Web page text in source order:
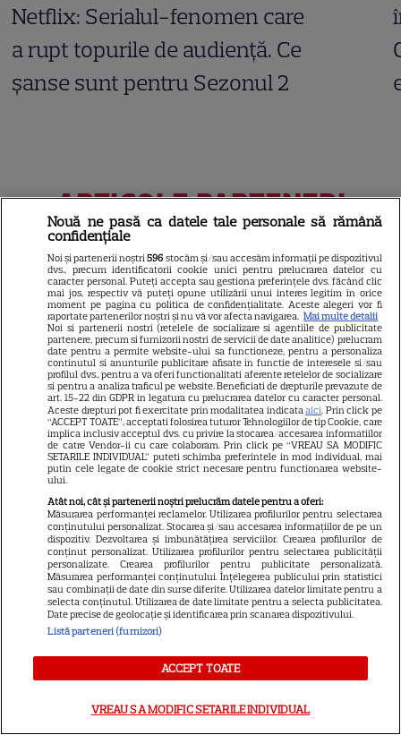
Netflix: Serialul-fenomen care
a rupt topurile de audiență. Ce
șanse sunt pentru Sezonul 2
ARTICOLE PARTENERI
Horoscop Urania | Previziuni
astrologice pentru perioada 1 –
7 august 2026. Venus va intra
în zodia Balanței
Loto 6/49 din 2 august
2026. Report de peste 9
categoria I
Cum coci vinetele la bloc, fără
să umpli casa de fum
Nouă ne pasă ca datele tale personale să rămână
confidențiale
Noi și partenerii noștri596 stocăm și/sau accesăm informații pe dispozitivul
dvs., precum identificatorii cookie unici pentru prelucrarea datelor cu
caracter personal. Puteți accepta sau gestiona preferințele dvs. făcând clic
mai jos, respectiv vă puteți opune utilizării unui interes legitim în orice
moment pe pagina cu politica de confidențialitate. Aceste alegeri vor fi
raportate partenerilor noștri și nu vă vor afecta navigarea. Mai multe detalii
Noi si partenerii nostri (retelele de socializare si agentiile de publicitate
partenere, precum si furnizorii nostri de servicii de date analitice) prelucram
date pentru a permite website-ului sa functioneze, pentru a personaliza
continutul si anunturile publicitare afisate in functie de interesele si/sau
profilul dvs., pentru a va oferi functionalitati aferente retelelor de socializare
si pentru a analiza traficul pe website. Beneficiati de drepturile prevazute de
art. 15-22 din GDPR in legatura cu prelucrarea datelor cu caracter personal.
Aceste drepturi pot fi exercitate prin modalitatea indicataaici. Prin click pe
“ACCEPT TOATE”, acceptati folosirea tuturor Tehnologiilor de tip Cookie, care
implica inclusiv acceptul dvs. cu privire la stocarea/accesarea informatiilor
de catre Vendor-ii cu care colaboram. Prin click pe “VREAU SA MODIFIC
SETARILE INDIVIDUAL” puteti schimba preferintele in mod individual, mai
putin cele legate de cookie strict necesare pentru functionarea website-
ului.
Atât noi, cât și partenerii noștri prelucrăm datele pentru a oferi:
Măsurarea performanței reclamelor. Utilizarea profilurilor pentru selectarea
conținutului personalizat. Stocarea și/sau accesarea informațiilor de pe un
dispozitiv. Dezvoltarea și îmbunătățirea serviciilor. Crearea profilurilor de
conținut personalizat. Utilizarea profilurilor pentru selectarea publicității
personalizate. Crearea profilurilor pentru publicitate personalizată.
Măsurarea performanței conținutului. Înțelegerea publicului prin statistici
sau combinații de date din surse diferite. Utilizarea datelor limitate pentru a
selecta conținutul. Utilizarea de date limitate pentru a selecta publicitatea.
Date precise de geolocație și identificarea prin scanarea dispozitivului.
Listă parteneri (furnizori)
ACCEPT TOATE
VREAU SA MODIFIC SETARILE INDIVIDUAL